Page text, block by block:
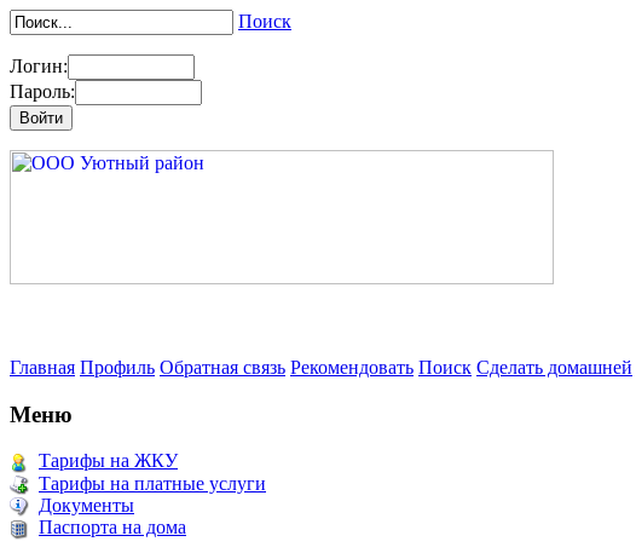
Поиск
Логин:
Пароль:
Главная Профиль Обратная связь Рекомендовать Поиск Сделать домашней
Меню
Тарифы на ЖКУ
Тарифы на платные услуги
Документы
Паспорта на дома